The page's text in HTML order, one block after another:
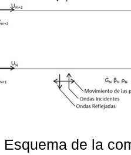
Esquema de la